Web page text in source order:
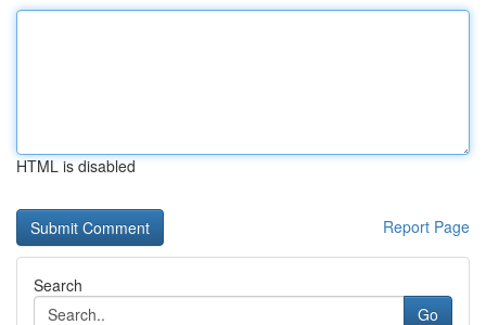
HTML is disabled
Report Page
Search
Go